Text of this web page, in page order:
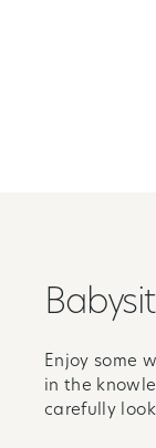
Enjoy some
in the
carefully